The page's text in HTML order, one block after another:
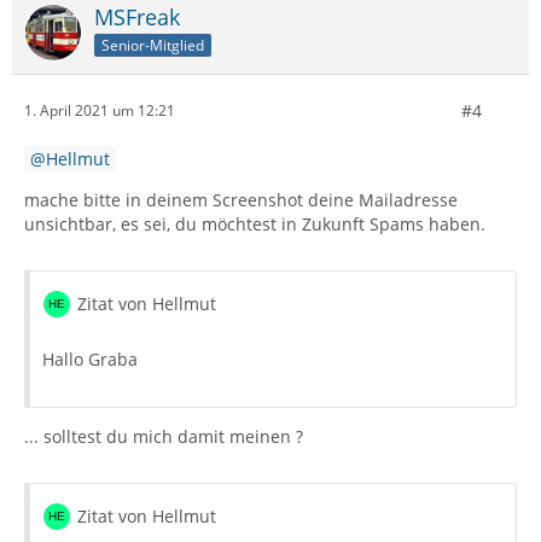
MSFreak
Senior-Mitglied
1. April 2021 um 12:21 #4
Hellmut
mache bitte in deinem Screenshot deine Mailadresse
unsichtbar, es sei, du möchtest in Zukunft Spams haben.
Zitat von Hellmut
Hallo Graba
... solltest du mich damit meinen ?
Zitat von Hellmut